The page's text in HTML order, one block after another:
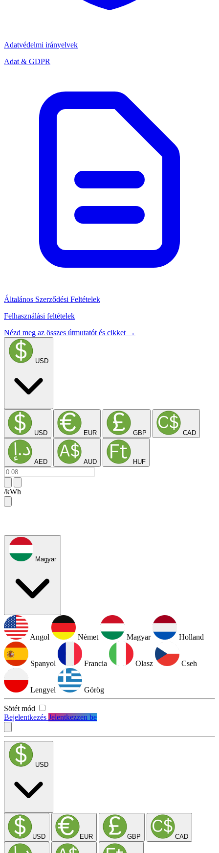
Adatvédelmi irányelvek
Adat & GDPR
Általános Szerződési Feltételek
Felhasználási feltételek
Nézd meg az összes útmutatót és cikket →
USD
USD EUR GBP CAD
AED AUD HUF
/kWh
Magyar
Angol Német Magyar Holland
Spanyol Francia Olasz Cseh
Lengyel Görög
Sötét mód
Bejelentkezés Jelentkezzen be
USD
USD EUR GBP CAD